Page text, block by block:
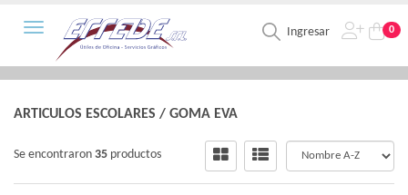
Ingresar 0
Toggle navigation
ARTICULOS ESCOLARES / GOMA EVA
Se encontraron 35 productos